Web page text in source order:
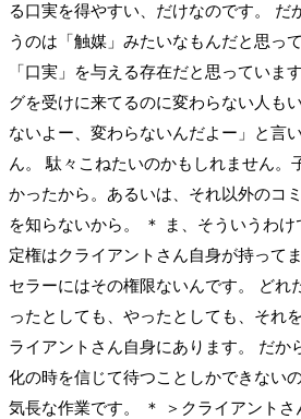
る口実を得やすい、だけなのです。 だ
うのは「触媒」みたいなもんだと思っ
「口実」を与える存在だと思っていま
グを受けに来てるのに変わらない人も
ないよー、変わらないんだよー」と言
ん。 駄々こねたいのかもしれません。
かったから。あるいは、それ以外のコ
を知らないから。 ＊ ま、そういうわ
定権はクライアントさん自身が持って
セラーにはその権限ないんです。 どれ
ったとしても、やったとしても、それ
ライアントさん自身にあります。 だか
化の時を信じて待つことしかできない
気長な作業です。 ＊ ＞クライアント